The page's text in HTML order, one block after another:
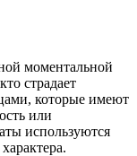
моментальной
страдает
которые имеют
или
используются